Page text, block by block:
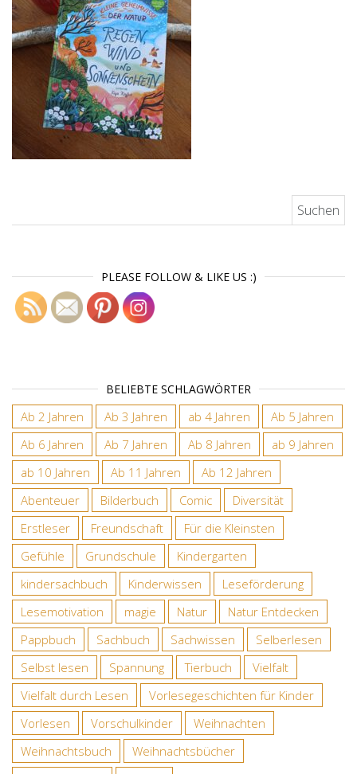
PLEASE FOLLOW & LIKE US :)
BELIEBTE SCHLAGWÖRTER
Ab 2 Jahren Ab 3 Jahren ab 4 Jahren
Ab 5 Jahren
Ab 6 Jahren
Ab 7 Jahren Ab 8 Jahren
ab 9 Jahren
ab 10 Jahren
Ab 11 Jahren
Ab 12 Jahren
Abenteuer
Bilderbuch Comic
Diversität
Erstleser
Freundschaft
Für die Kleinsten
Gefühle
Grundschule
Kindergarten
kindersachbuch
Kinderwissen
Leseförderung
Lesemotivation
magie Natur
Natur Entdecken
Pappbuch
Sachbuch Sachwissen
Selberlesen
Selbst lesen
Spannung Tierbuch
Vielfalt
Vielfalt durch Lesen
Vorlesegeschichten für Kinder
Vorlesen
Vorschulkinder
Weihnachten
Weihnachtsbuch
Weihnachtsbücher